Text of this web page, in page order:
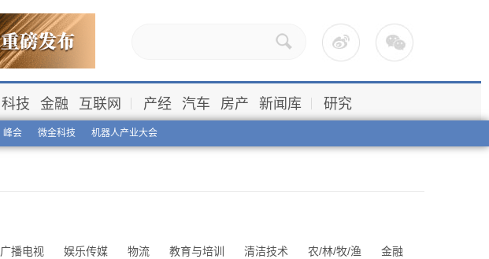
峰会 微金科技 机器人产业大会
科技 金融 互联网 产经 汽车 房产 新闻库 研究
广播电视 娱乐传媒 物流 教育与培训 清洁技术 农/林/牧/渔
金融